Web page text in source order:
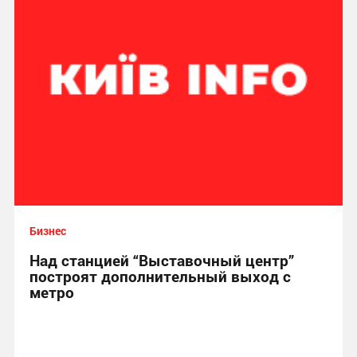
Бизнес
Над станцией “Выставочный центр”
построят дополнительный выход с
метро